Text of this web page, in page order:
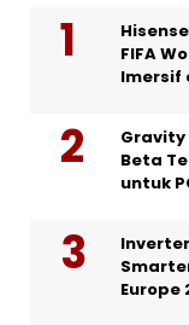
FIFA
Imersif
Gravity
Beta
untuk
Europe